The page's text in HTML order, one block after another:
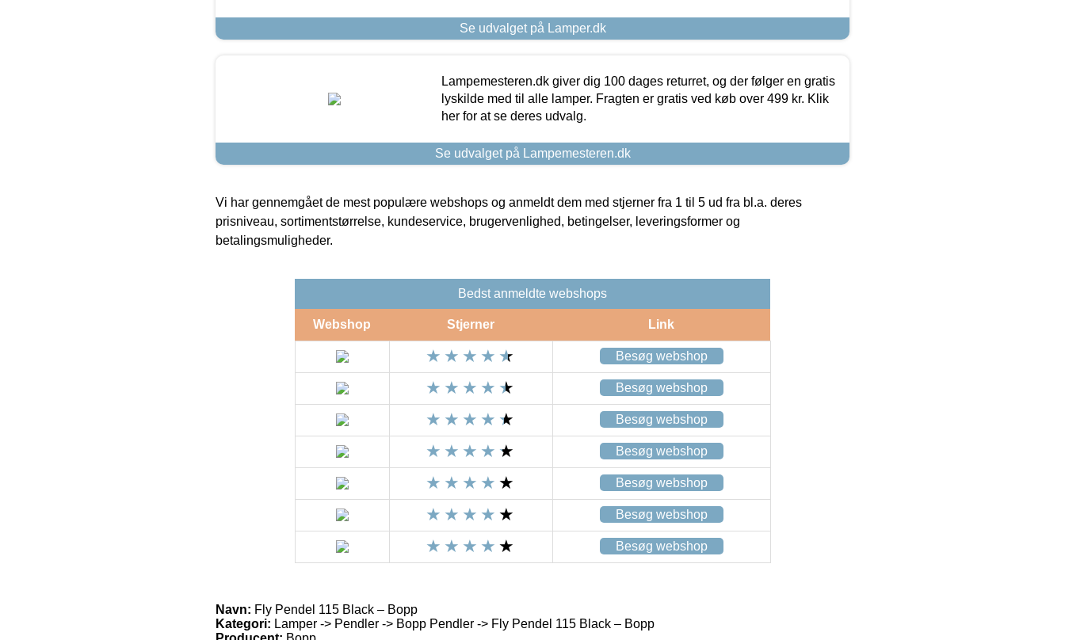
Se udvalget på Lamper.dk
Lampemesteren.dk giver dig 100 dages returret, og der følger en gratis
lyskilde med til alle lamper. Fragten er gratis ved køb over 499 kr. Klik
her for at se deres udvalg.
Se udvalget på Lampemesteren.dk
Vi har gennemgået de mest populære webshops og anmeldt dem med stjerner fra 1 til 5 ud fra bl.a. deres
prisniveau, sortimentstørrelse, kundeservice, brugervenlighed, betingelser, leveringsformer og
betalingsmuligheder.
Bedst anmeldte webshops
Webshop Stjerner Link
Besøg webshop
Besøg webshop
Besøg webshop
Besøg webshop
Besøg webshop
Besøg webshop
Besøg webshop
Navn: Fly Pendel 115 Black – Bopp
Kategori: Lamper -> Pendler -> Bopp Pendler -> Fly Pendel 115 Black – Bopp